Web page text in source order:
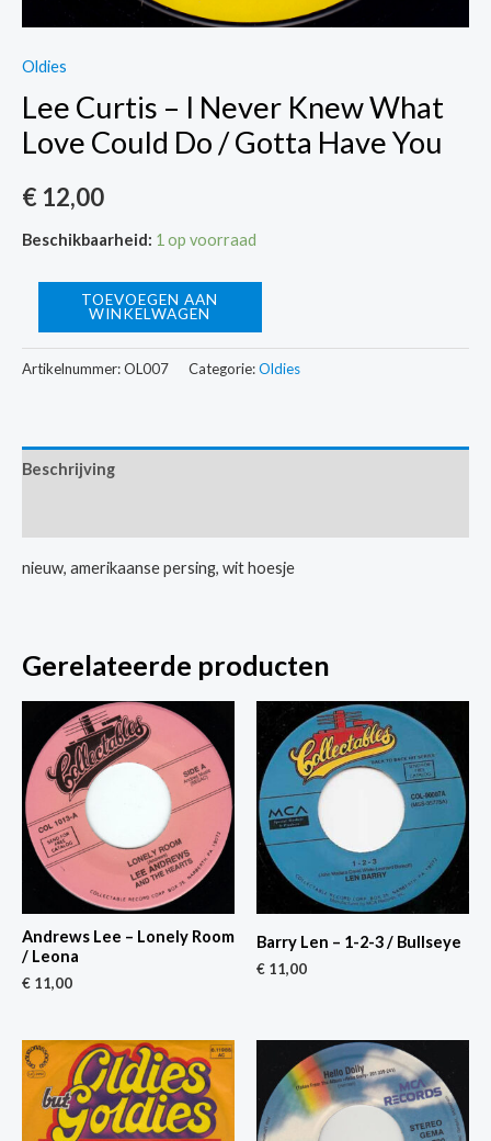
Oldies
Lee Curtis – I Never Knew What
Love Could Do / Gotta Have You
€ 12,00
Beschikbaarheid: 1 op voorraad
-
Knew
What
Do
You
TOEVOEGEN AAN
WINKELWAGEN
Artikelnummer:OL007 Categorie:Oldies
Beschrijving
nieuw, amerikaanse persing, wit hoesje
Gerelateerde producten
Andrews Lee – Lonely Room
/ Leona
€ 11,00
Barry Len – 1-2-3 / Bullseye
€ 11,00